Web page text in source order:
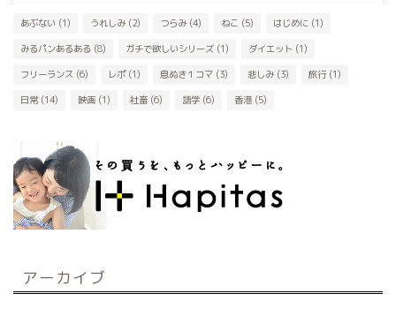
あぶない (1) うれしみ (2) つらみ (4) ねこ (5) はじめに (1)
みるパンあるある (8) ガチで欲しいシリーズ (1) ダイエット (1)
フリーランス (6) レポ(1) 息ぬき１コマ (3) 悲しみ (3) 旅行(1)
日常(14) 映画 (1) 社畜 (6) 語学 (6) 香港 (5)
アーカイブ